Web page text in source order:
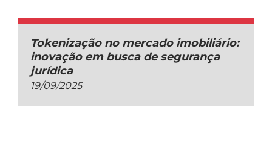
Tokenização no mercado imobiliário:
inovação em busca de segurança
jurídica
19/09/2025